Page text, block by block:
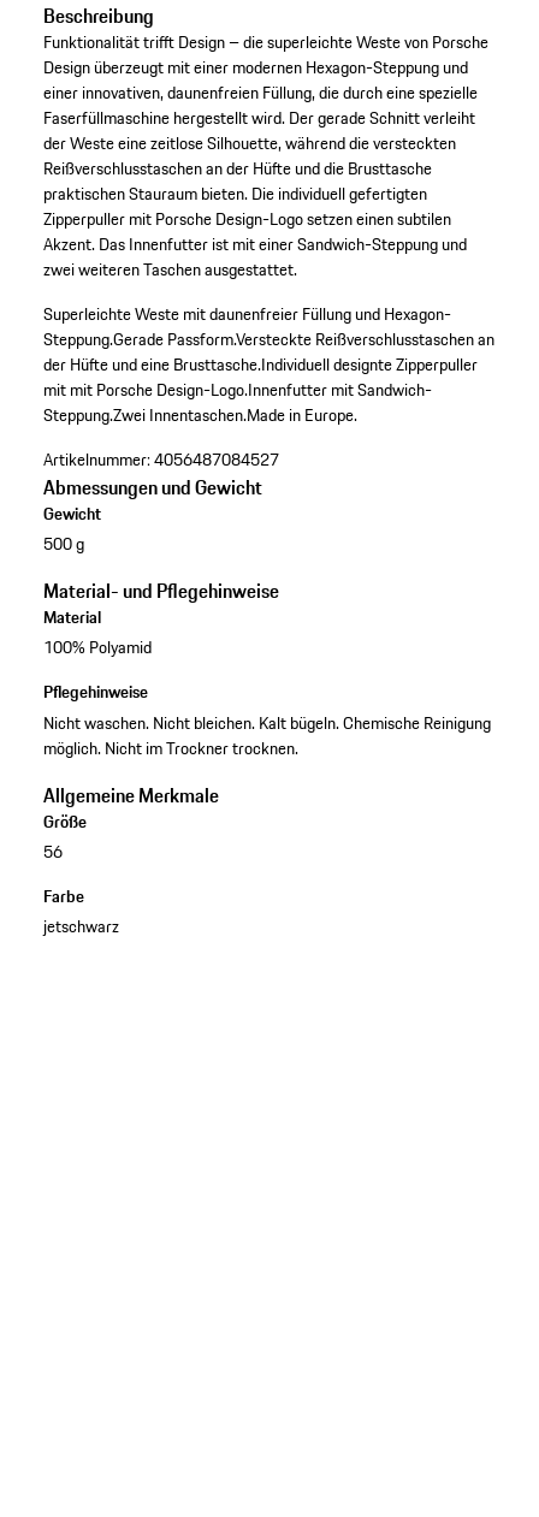
Beschreibung
Funktionalität trifft Design – die superleichte Weste von Porsche
Design überzeugt mit einer modernen Hexagon-Steppung und
einer innovativen, daunenfreien Füllung, die durch eine spezielle
Faserfüllmaschine hergestellt wird. Der gerade Schnitt verleiht
der Weste eine zeitlose Silhouette, während die versteckten
Reißverschlusstaschen an der Hüfte und die Brusttasche
praktischen Stauraum bieten. Die individuell gefertigten
Zipperpuller mit Porsche Design-Logo setzen einen subtilen
Akzent. Das Innenfutter ist mit einer Sandwich-Steppung und
zwei weiteren Taschen ausgestattet.
Superleichte Weste mit daunenfreier Füllung und Hexagon-
Steppung.Gerade Passform.Versteckte Reißverschlusstaschen an
der Hüfte und eine Brusttasche.Individuell designte Zipperpuller
mit mit Porsche Design-Logo.Innenfutter mit Sandwich-
Steppung.Zwei Innentaschen.Made in Europe.
Artikelnummer:4056487084527
Abmessungen und Gewicht
Gewicht
500 g
Material- und Pflegehinweise
Material
100% Polyamid
Pflegehinweise
Nicht waschen. Nicht bleichen. Kalt bügeln. Chemische Reinigung
möglich. Nicht im Trockner trocknen.
Allgemeine Merkmale
Größe
56
Farbe
jetschwarz